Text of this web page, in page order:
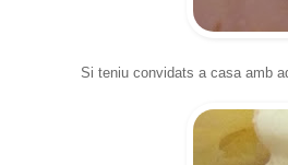
Si teniu convidats a casa amb